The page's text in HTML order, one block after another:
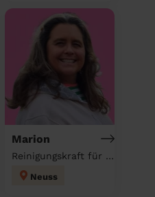
Marion
Reinigungskraft für deinen Haushalt
Neuss